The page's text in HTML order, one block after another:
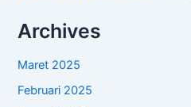
Archives
Maret 2025
Februari 2025